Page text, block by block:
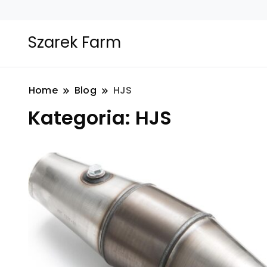
Szarek Farm
Home Blog HJS
Kategoria: HJS